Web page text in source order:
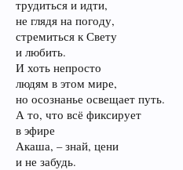
трудиться и идти,
не глядя на погоду,
стремиться к Свету
и любить.
И хоть непросто
людям в этом мире,
но осознанье освещает путь.
А то, что всё фиксирует
в эфире
Акаша, – знай, цени
и не забудь.